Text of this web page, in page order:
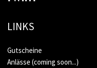
LINKS
Gutscheine
Anlässe (coming soon...)